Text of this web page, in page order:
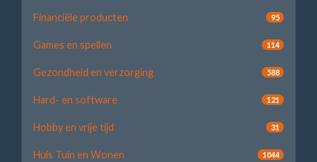
Financiële producten 95
Games en spellen 114
Gezondheid en verzorging 588
Hard- en software 121
Hobby en vrije tijd 31
Huis Tuin en Wonen 1044